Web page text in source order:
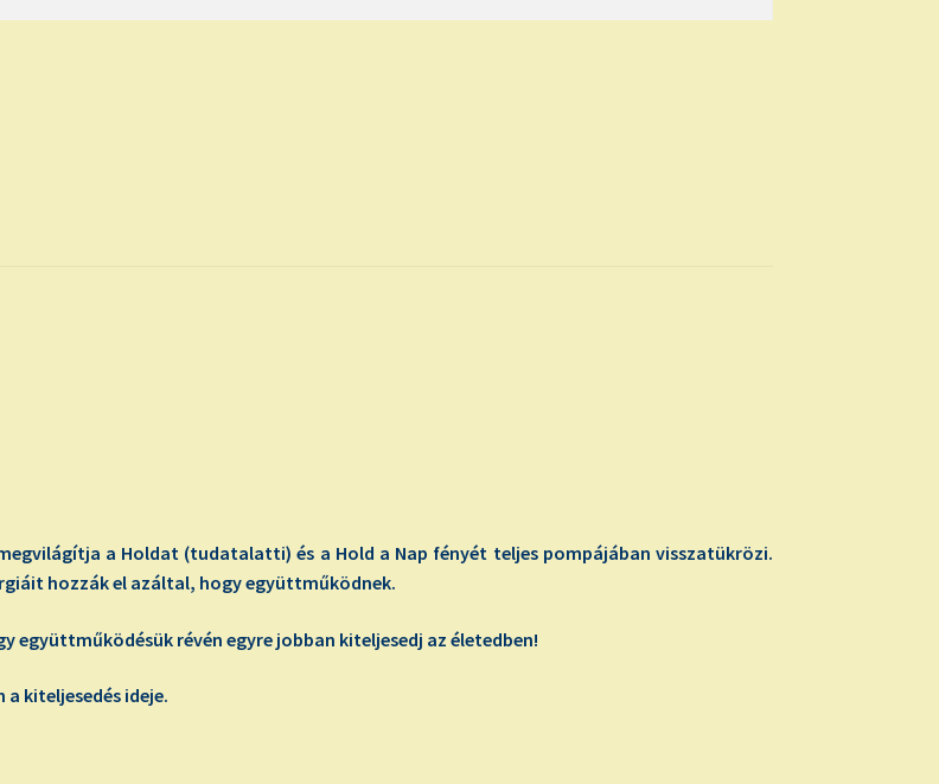
a Holdat (tudatalatti) és a Hold a Nap fényét teljes pompájában visszatükrözi.
hozzák el azáltal, hogy együttműködnek.
révén egyre jobban kiteljesedj az életedben!
kiteljesedés ideje.